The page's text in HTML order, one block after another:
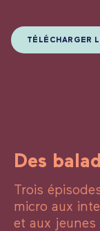
TÉLÉCHARGER
Des
Trois
micro aux
et aux